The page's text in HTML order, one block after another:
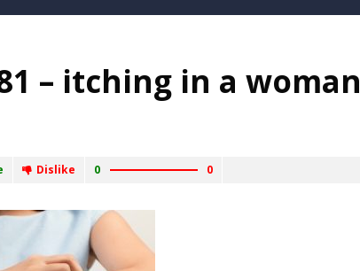
– itching in a woman
Dislike 0 0